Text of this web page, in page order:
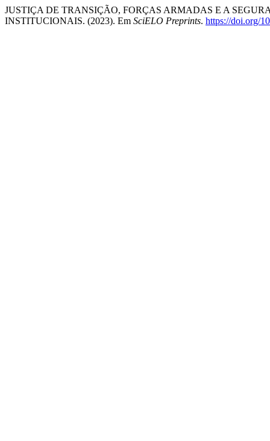
JUSTIÇA DE TRANSIÇÃO, FORÇAS ARMADAS E A
INSTITUCIONAIS. (2023). Em SciELO Preprints. https://doi.org/